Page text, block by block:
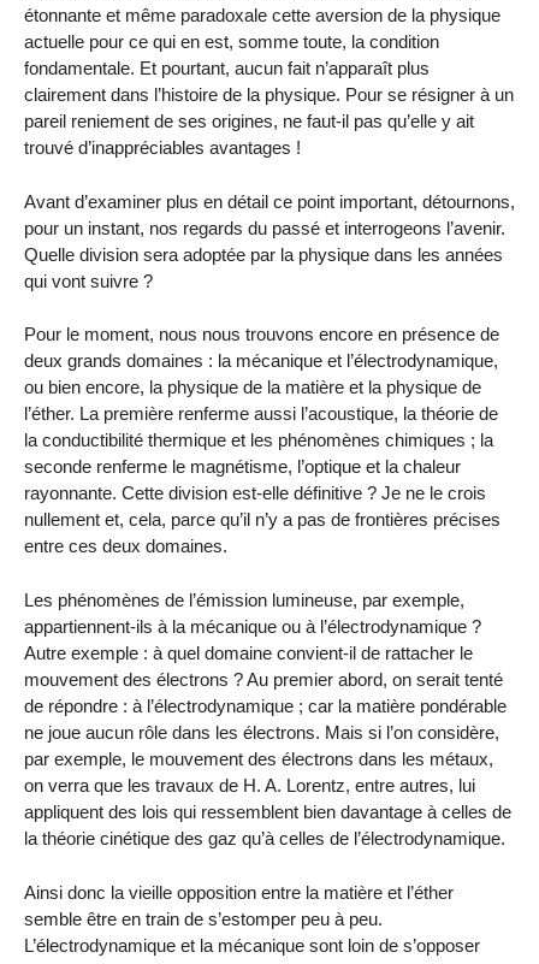
étonnante et même paradoxale cette aversion de la physique
actuelle pour ce qui en est, somme toute, la condition
fondamentale. Et pourtant, aucun fait n’apparaît plus
clairement dans l’histoire de la physique. Pour se résigner à un
pareil reniement de ses origines, ne faut-il pas qu’elle y ait
trouvé d’inappréciables avantages !
Avant d’examiner plus en détail ce point important, détournons,
pour un instant, nos regards du passé et interrogeons l’avenir.
Quelle division sera adoptée par la physique dans les années
qui vont suivre ?
Pour le moment, nous nous trouvons encore en présence de
deux grands domaines : la mécanique et l’électrodynamique,
ou bien encore, la physique de la matière et la physique de
l’éther. La première renferme aussi l’acoustique, la théorie de
la conductibilité thermique et les phénomènes chimiques ; la
seconde renferme le magnétisme, l’optique et la chaleur
rayonnante. Cette division est-elle définitive ? Je ne le crois
nullement et, cela, parce qu’il n’y a pas de frontières précises
entre ces deux domaines.
Les phénomènes de l’émission lumineuse, par exemple,
appartiennent-ils à la mécanique ou à l’électrodynamique ?
Autre exemple : à quel domaine convient-il de rattacher le
mouvement des électrons ? Au premier abord, on serait tenté
de répondre : à l’électrodynamique ; car la matière pondérable
ne joue aucun rôle dans les électrons. Mais si l’on considère,
par exemple, le mouvement des électrons dans les métaux,
on verra que les travaux de H. A. Lorentz, entre autres, lui
appliquent des lois qui ressemblent bien davantage à celles de
la théorie cinétique des gaz qu’à celles de l’électrodynamique.
Ainsi donc la vieille opposition entre la matière et l’éther
semble être en train de s’estomper peu à peu.
L’électrodynamique et la mécanique sont loin de s’opposer